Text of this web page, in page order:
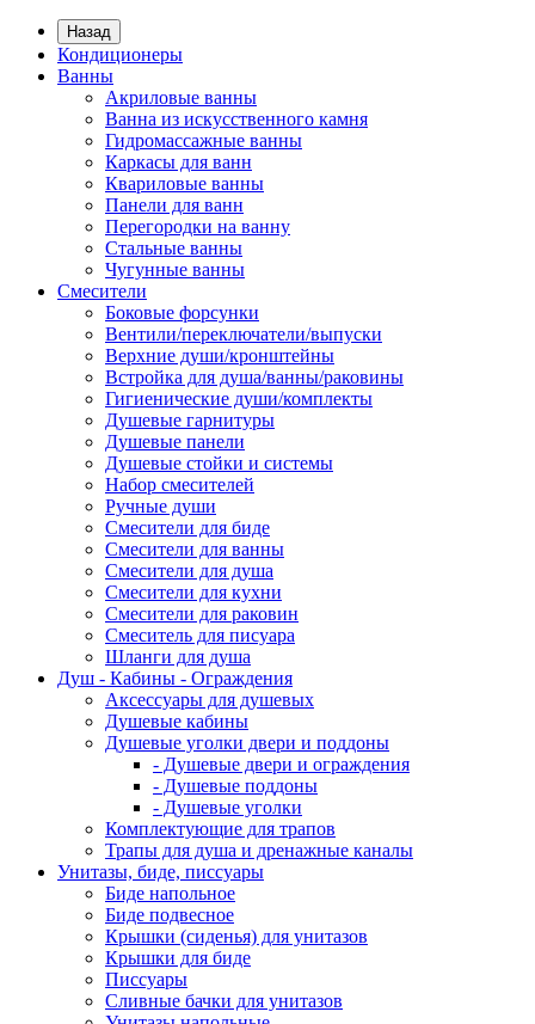
Назад
Кондиционеры
Ванны
Акриловые ванны
Ванна из искусственного камня
Гидромассажные ванны
Каркасы для ванн
Квариловые ванны
Панели для ванн
Перегородки на ванну
Стальные ванны
Чугунные ванны
Смесители
Боковые форсунки
Вентили/переключатели/выпуски
Верхние души/кронштейны
Встройка для душа/ванны/раковины
Гигиенические души/комплекты
Душевые гарнитуры
Душевые панели
Душевые стойки и системы
Набор смесителей
Ручные души
Смесители для биде
Смесители для ванны
Смесители для душа
Смесители для кухни
Смесители для раковин
Смеситель для писуара
Шланги для душа
Душ - Кабины - Ограждения
Аксессуары для душевых
Душевые кабины
Душевые уголки двери и поддоны
- Душевые двери и ограждения
- Душевые поддоны
- Душевые уголки
Комплектующие для трапов
Трапы для душа и дренажные каналы
Унитазы, биде, писсуары
Биде напольное
Биде подвесное
Крышки (сиденья) для унитазов
Крышки для биде
Писсуары
Сливные бачки для унитазов